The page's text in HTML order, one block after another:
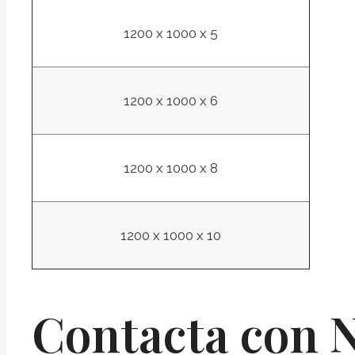
1200 x 1000 x 5
1200 x 1000 x 6
1200 x 1000 x 8
1200 x 1000 x 10
Contacta con